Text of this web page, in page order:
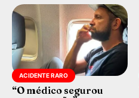
ondas para até 16 dias.
ACIDENTE RARO
“O médico segurou